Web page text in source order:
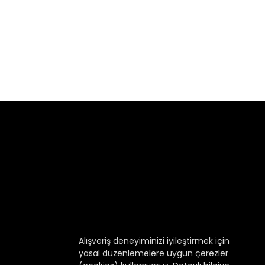
Alışveriş deneyiminizi iyileştirmek için
yasal düzenlemelere uygun çerezler